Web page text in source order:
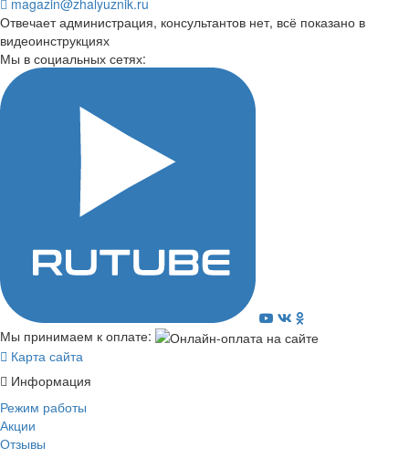
Отвечает администрация, консультантов нет, всё показано в
видеоинструкциях
Мы в социальных сетях:
Мы принимаем к оплате:
Карта сайта
Информация
Режим работы
Акции
Отзывы